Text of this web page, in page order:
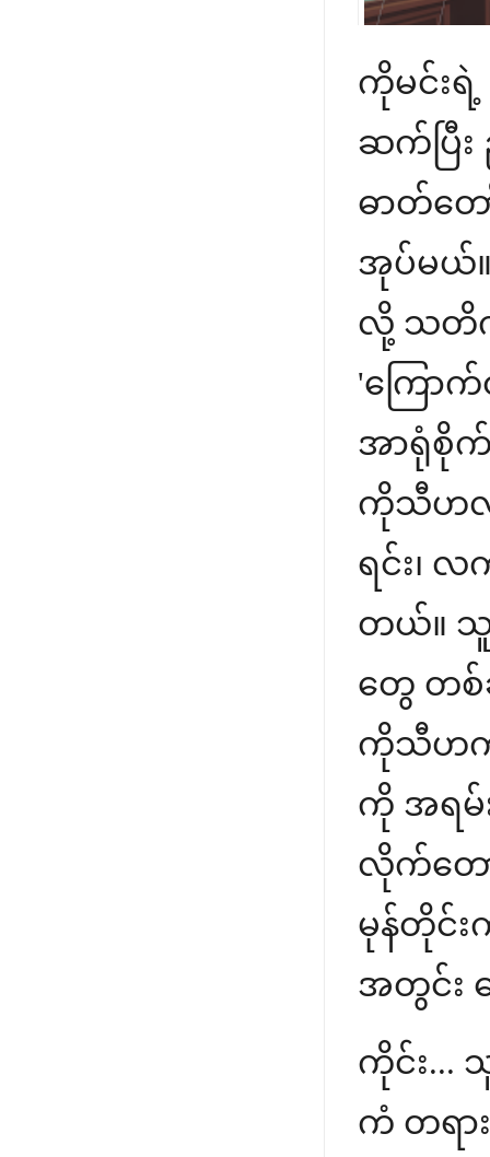
ကိုမင်း
ဆက်ပြီး
ဓာတ်တ
အုပ်မယ်
လို့ သတိက
'ကြော
အာရုံစို
ကိုသီဟလ
ရင်း၊
တယ်။ သူ
တွေ တစ်
ကိုသီဟက
ကို အရမ်
လိုက်တေ
မုန်တိုင်း
အတွင်း
ကိုင်း...
ကံ တရာ